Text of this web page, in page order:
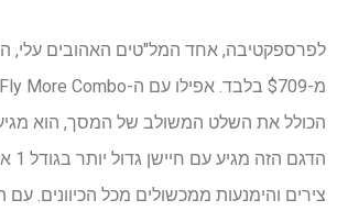
לפרספקטיבה, אחד המל"טים האהובים עלי, ה